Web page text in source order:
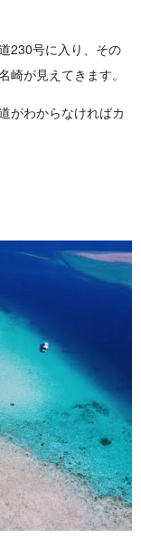
230号に入り、その
が見えてきます。
がわからなければカ